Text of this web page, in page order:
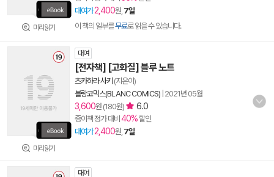
미리읽기
대여가 2,400원, 7일
이 책의 일부를무료로 읽을 수 있습니다.
미리읽기
대여
[전자책] [고화질] 블루 노트
츠카하라 사키 (지은이)
블랑코믹스(BLANC COMICS) 2021년 05월
3,600원 (180원) 6.0
종이책 정가 대비 40%할인
대여가 2,400원, 7일
대여